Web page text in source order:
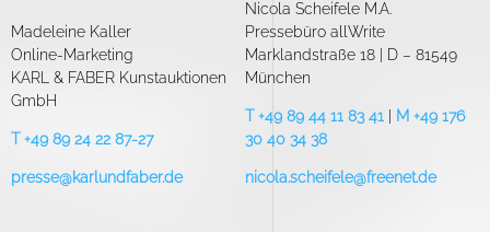
Madeleine Kaller
Online-Marketing
KARL & FABER Kunstauktionen
GmbH
T +49 89 24 22 87-27
presse@karlundfaber.de
Nicola Scheifele M.A.
Pressebüro allWrite
Marklandstraße 18 | D – 81549
München
T +49 89 44 11 83 41|
M +49 176
30 40 34 38
nicola.scheifele@freenet.de